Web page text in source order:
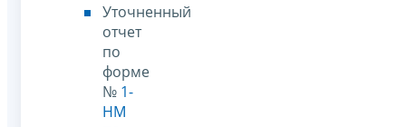
Уточненный
отчет
по
форме
№ 1-
НМ